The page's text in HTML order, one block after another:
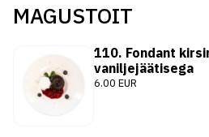
MAGUSTOIT
110. Fondant
vaniljejäätisega
6.00 EUR